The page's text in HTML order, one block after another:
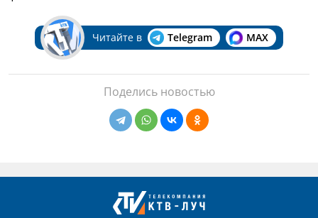
Читайте в Telegram MAX
Поделись новостью